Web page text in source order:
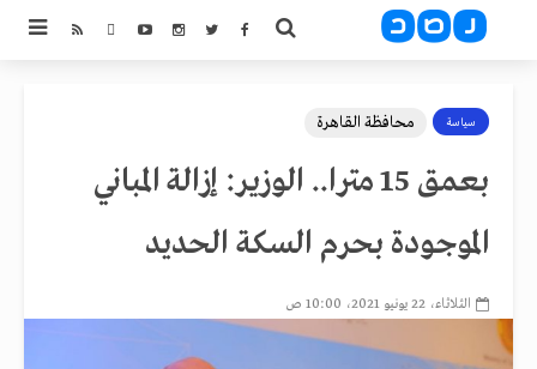
سياسة محافظة القاهرة
بعمق 15 مترا.. الوزير: إزالة المباني
الموجودة بحرم السكة الحديد
الثلاثاء، 22 يونيو 2021، 10:00 ص